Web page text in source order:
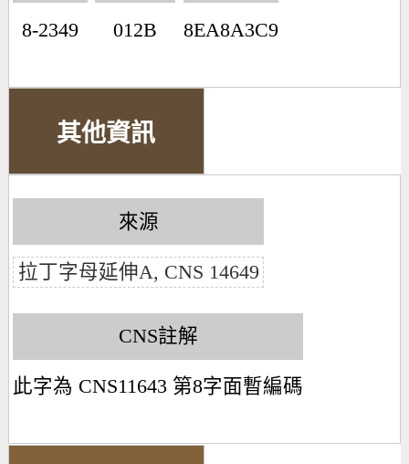
8-2349 012B 8EA8A3C9
其他資訊
來源
拉丁字母延伸A, CNS 14649
CNS註解
此字為 CNS11643 第8字面暫編碼